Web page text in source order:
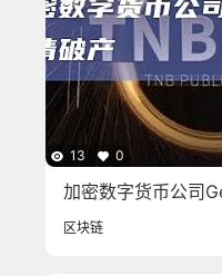
13 0
加密数字货币公司
破产
区块链